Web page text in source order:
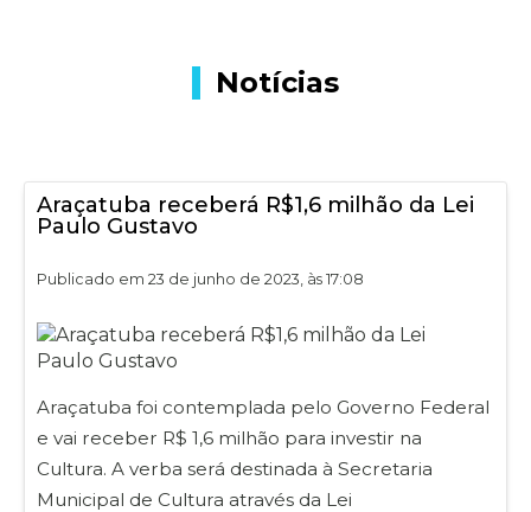
Notícias
Araçatuba receberá R$1,6 milhão da Lei
Paulo Gustavo
Publicado em 23 de junho de 2023, às 17:08
Araçatuba foi contemplada pelo Governo Federal
e vai receber R$ 1,6 milhão para investir na
Cultura. A verba será destinada à Secretaria
Municipal de Cultura através da Lei